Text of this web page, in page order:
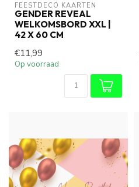
FEESTDECO KAARTEN
GENDER REVEAL
WELKOMSBORD XXL |
42 X 60 CM
€11,99
Op voorraad